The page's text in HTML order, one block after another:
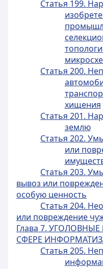
Статья 199.
Статья 200.
хищения
Статья 201.
землю
Статья 202.
или
Статья 203.
вывоз или
особую ценность
Статья 204.
или повреждение
Глава 7.
СФЕРЕ
Статья 205.